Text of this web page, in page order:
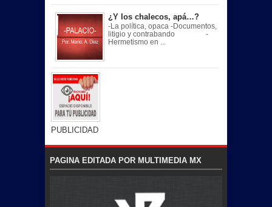
¿Y los chalecos, apá…?
-La política, opaca -Documentos,
litigio y contrabando -
Hermetismo en ...
PUBLICIDAD
PAGINA EDITADA POR MULTIMEDIA MX